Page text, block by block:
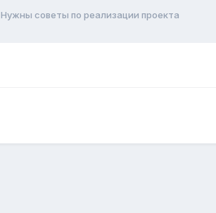
Нужны советы по реализации проекта